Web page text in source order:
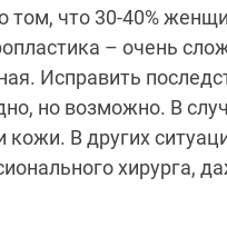
том, что 30-40%
– очень
Исправить
но возможно. В
кожи. В других
хирурга,